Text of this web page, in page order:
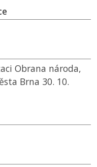
Obrana národa,
Brna 30. 10.